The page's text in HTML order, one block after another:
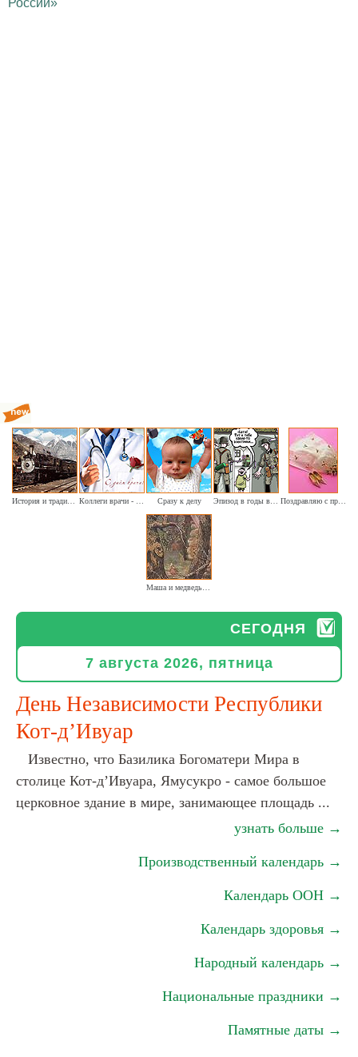
России»
Сразу к делу
СЕГОДНЯ
7 августа 2026, пятница
День Независимости Республики
Кот-д’Ивуар
Известно, что Базилика Богоматери Мира в
столице Кот-д’Ивуара, Ямусукро - самое большое
церковное здание в мире, занимающее площадь ...
узнать больше →
Производственный календарь →
Календарь ООН →
Календарь здоровья →
Народный календарь →
Национальные праздники →
Памятные даты →